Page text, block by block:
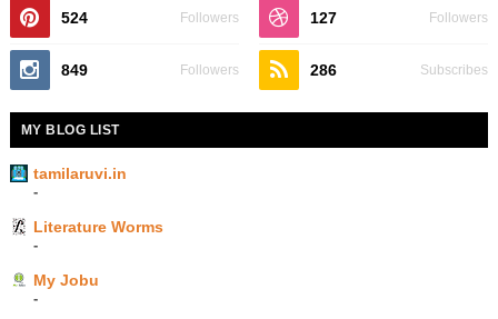
524 Followers 127 Followers
849 Followers 286 Subscribes
MY BLOG LIST
tamilaruvi.in
-
Literature Worms
-
My Jobu
-